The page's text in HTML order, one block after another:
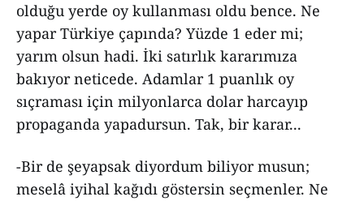
olduğu yerde oy kullanması oldu bence. Ne
yapar Türkiye çapında? Yüzde 1 eder mi;
yarım olsun hadi. İki satırlık kararımıza
bakıyor neticede. Adamlar 1 puanlık oy
sıçraması için milyonlarca dolar harcayıp
propaganda yapadursun. Tak, bir karar...
-Bir de şeyapsak diyordum biliyor musun;
meselâ iyihal kağıdı göstersin seçmenler. Ne